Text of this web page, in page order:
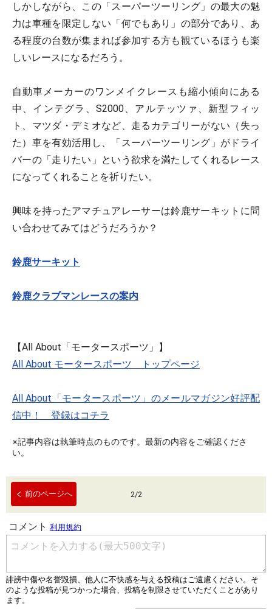
しかしながら、この「スーパーツーリング」の最大の魅
力は車種を限定しない「何でもあり」の部分であり、あ
る程度の台数が集まれば参加する方も観ているほうも楽
しいレースになるだろう。
自動車メーカーのワンメイクレースも縮小傾向にある
中、インテグラ、S2000、アルテッツァ、新型フィッ
ト、マツダ・デミオなど、走るカテゴリーがない（失っ
た）車を有効活用し、「スーパーツーリング」がドライ
バーの「走りたい」という欲求を満たしてくれるレース
になってくれることを祈りたい。
興味を持ったアマチュアレーサーは鈴鹿サーキットに問
い合わせてみてはどうだろうか？
鈴鹿サーキット
鈴鹿クラブマンレースの案内
【All About「モータースポーツ」】
All About モータースポーツ トップページ
All About「モータースポーツ」のメールマガジン好評配
信中！ 登録はコチラ
※記事内容は執筆時点のものです。最新の内容をご確認くださ
い。
前のページへ 2/2